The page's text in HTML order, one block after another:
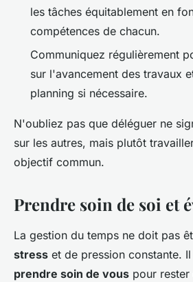
les tâches équitablement en
compétences de chacun.
Communiquez régulièrement
sur l'avancement des travaux
planning si nécessaire.
N'oubliez pas que déléguer ne
sur les autres, mais plutôt
objectif commun.
Prendre soin de soi et
La gestion du temps ne doit pas
stress et de pression constante.
prendre soin de vous pour